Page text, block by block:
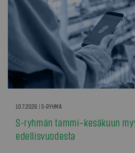
10.7.2026 | S-RYHMÄ
S-ryhmän tammi–kesäkuun
edellisvuodesta